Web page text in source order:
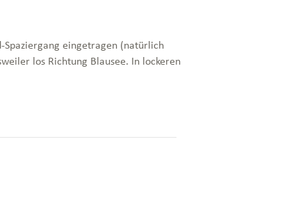
Spaziergang eingetragen (natürlich
los Richtung Blausee. In lockeren